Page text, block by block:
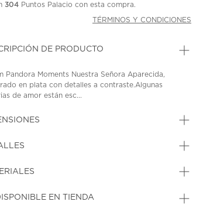
304 Puntos Palacio con esta compra.
TÉRMINOS Y CONDICIONES
DE PRODUCTO
Pandora Moments Nuestra Señora Aparecida,
en plata con detalles a contraste.Algunas
de amor están esc...
EN TIENDA